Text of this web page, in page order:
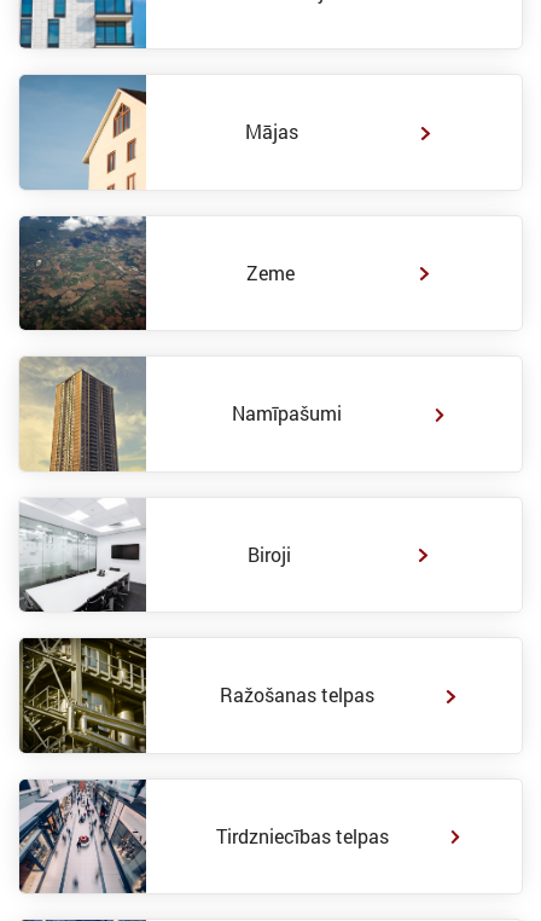
Mājas
Zeme
Namīpašumi
Biroji
Ražošanas telpas
Tirdzniecības telpas